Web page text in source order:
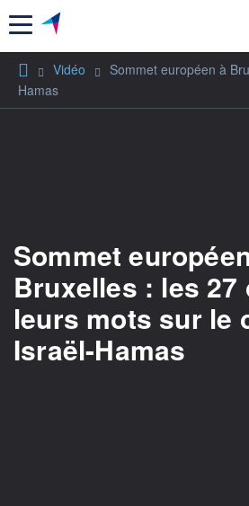
Menu
Vidéo
Sommet européen à
Hamas
Sommet
Bruxelles : les 27
leurs mots sur le
Israël-Hamas